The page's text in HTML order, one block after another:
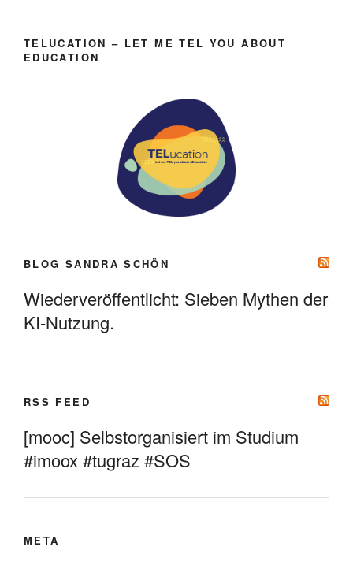
TELUCATION – LET ME TEL YOU ABOUT
EDUCATION
BLOG SANDRA SCHÖN
Wiederveröffentlicht: Sieben Mythen der
KI-Nutzung.
RSS FEED
[mooc] Selbstorganisiert im Studium
#imoox #tugraz #SOS
META